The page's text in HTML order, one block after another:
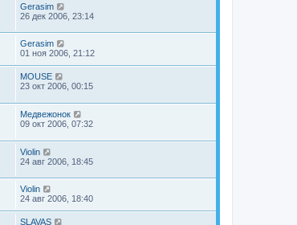
Gerasim
26 дек 2006, 23:14
Gerasim
01 ноя 2006, 21:12
MOUSE
23 окт 2006, 00:15
Медвежонок
09 окт 2006, 07:32
Violin
24 авг 2006, 18:45
Violin
24 авг 2006, 18:40
SLAVAS